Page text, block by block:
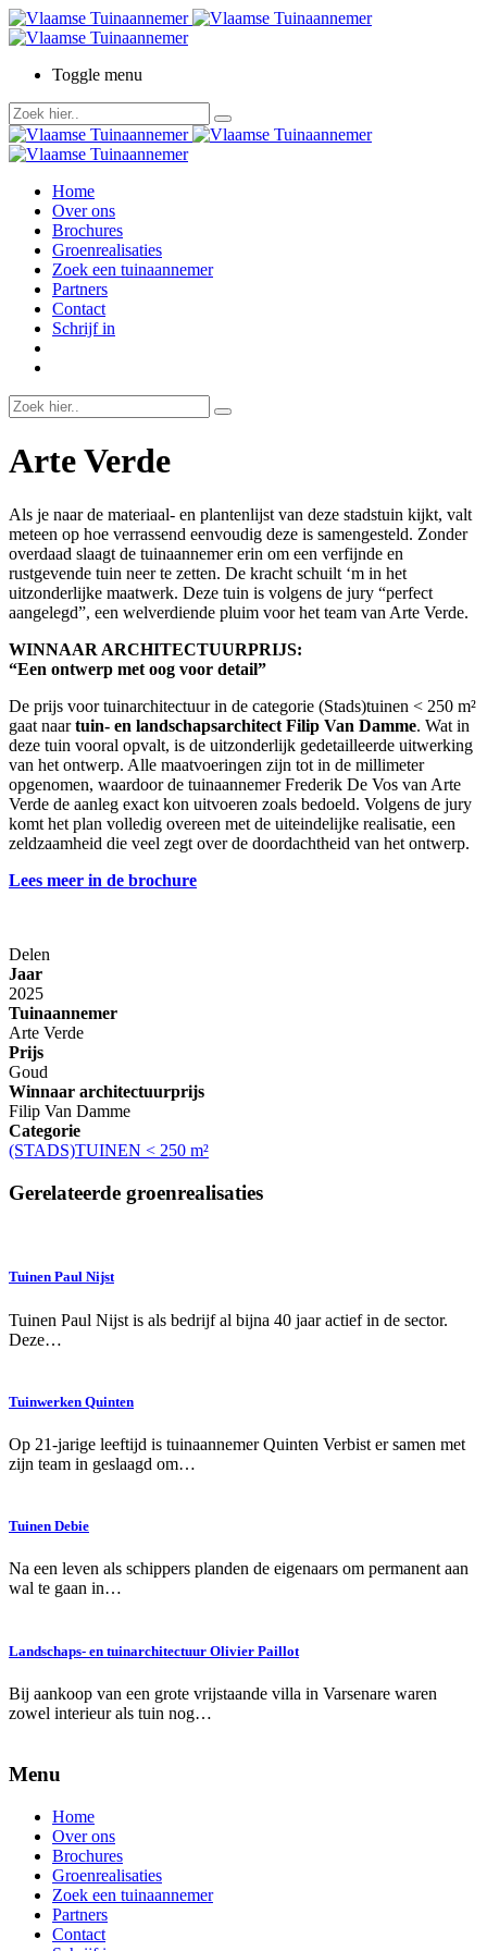
Toggle menu
Home
Over ons
Brochures
Groenrealisaties
Zoek een tuinaannemer
Partners
Contact
Schrijf in
Arte Verde
Als je naar de materiaal- en plantenlijst van deze stadstuin kijkt, valt
meteen op hoe verrassend eenvoudig deze is samengesteld. Zonder
overdaad slaagt de tuinaannemer erin om een verfijnde en
rustgevende tuin neer te zetten. De kracht schuilt ‘m in het
uitzonderlijke maatwerk. Deze tuin is volgens de jury “perfect
aangelegd”, een welverdiende pluim voor het team van Arte Verde.
WINNAAR ARCHITECTUURPRIJS:
“Een ontwerp met oog voor detail”
De prijs voor tuinarchitectuur in de categorie (Stads)tuinen < 250 m²
gaat naartuin- en landschapsarchitect Filip Van Damme. Wat in
deze tuin vooral opvalt, is de uitzonderlijk gedetailleerde uitwerking
van het ontwerp. Alle maatvoeringen zijn tot in de millimeter
opgenomen, waardoor de tuinaannemer Frederik De Vos van Arte
Verde de aanleg exact kon uitvoeren zoals bedoeld. Volgens de jury
komt het plan volledig overeen met de uiteindelijke realisatie, een
zeldzaamheid die veel zegt over de doordachtheid van het ontwerp.
Lees meer in de brochure
Delen
Jaar
2025
Tuinaannemer
Arte Verde
Prijs
Goud
Winnaar architectuurprijs
Filip Van Damme
Categorie
(STADS)TUINEN < 250 m²
Gerelateerde groenrealisaties
Tuinen Paul Nijst
Tuinen Paul Nijst is als bedrijf al bijna 40 jaar actief in de sector.
Deze…
Tuinwerken Quinten
Op 21-jarige leeftijd is tuinaannemer Quinten Verbist er samen met
zijn team in geslaagd om…
Tuinen Debie
Na een leven als schippers planden de eigenaars om permanent aan
wal te gaan in…
Landschaps- en tuinarchitectuur Olivier Paillot
Bij aankoop van een grote vrijstaande villa in Varsenare waren
zowel interieur als tuin nog…
Menu
Home
Over ons
Brochures
Groenrealisaties
Zoek een tuinaannemer
Partners
Contact